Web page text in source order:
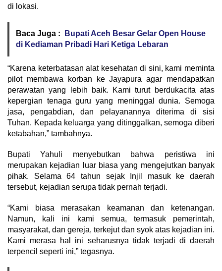
di lokasi.
Baca Juga :
Bupati Aceh Besar Gelar Open House
di Kediaman Pribadi Hari Ketiga Lebaran
“Karena keterbatasan alat kesehatan di sini, kami meminta
pilot membawa korban ke Jayapura agar mendapatkan
perawatan yang lebih baik. Kami turut berdukacita atas
kepergian tenaga guru yang meninggal dunia. Semoga
jasa, pengabdian, dan pelayanannya diterima di sisi
Tuhan. Kepada keluarga yang ditinggalkan, semoga diberi
ketabahan,” tambahnya.
Bupati Yahuli menyebutkan bahwa peristiwa ini
merupakan kejadian luar biasa yang mengejutkan banyak
pihak. Selama 64 tahun sejak Injil masuk ke daerah
tersebut, kejadian serupa tidak pernah terjadi.
“Kami biasa merasakan keamanan dan ketenangan.
Namun, kali ini kami semua, termasuk pemerintah,
masyarakat, dan gereja, terkejut dan syok atas kejadian ini.
Kami merasa hal ini seharusnya tidak terjadi di daerah
terpencil seperti ini,” tegasnya.